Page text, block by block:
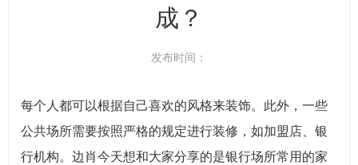
成？
发布时间：
每个人都可以根据自己喜欢的风格来装饰。此外，一些
公共场所需要按照严格的规定进行装修，如加盟店、银
行机构。边肖今天想和大家分享的是银行场所常用的家